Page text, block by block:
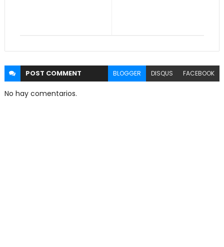
POST COMMENT BLOGGER DISQUS FACEBOOK
No hay comentarios.